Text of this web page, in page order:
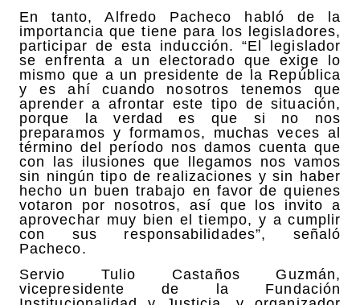
En tanto, Alfredo Pacheco habló de la
importancia que tiene para los legisladores,
participar de esta inducción. “El legislador
se enfrenta a un electorado que exige lo
mismo que a un presidente de la República
y es ahí cuando nosotros tenemos que
aprender a afrontar este tipo de situación,
porque la verdad es que si no nos
preparamos y formamos, muchas veces al
término del período nos damos cuenta que
con las ilusiones que llegamos nos vamos
sin ningún tipo de realizaciones y sin haber
hecho un buen trabajo en favor de quienes
votaron por nosotros, así que los invito a
aprovechar muy bien el tiempo, y a cumplir
con sus responsabilidades”, señaló
Pacheco.
Servio Tulio Castaños Guzmán,
vicepresidente de la Fundación